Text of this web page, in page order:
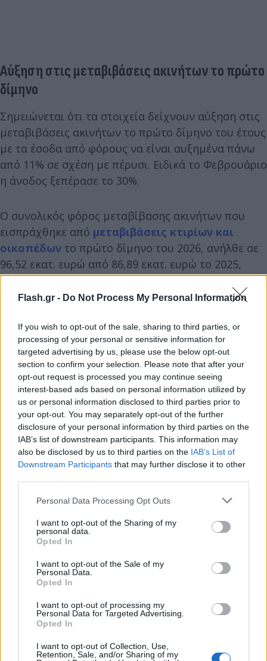
Flash.gr - Do Not Process My Personal Information
If you wish to opt-out of the sale, sharing to third parties, or
processing of your personal or sensitive information for
targeted advertising by us, please use the below opt-out
section to confirm your selection. Please note that after your
opt-out request is processed you may continue seeing
interest-based ads based on personal information utilized by
us or personal information disclosed to third parties prior to
your opt-out. You may separately opt-out of the further
disclosure of your personal information by third parties on the
IAB’s list of downstream participants. This information may
also be disclosed by us to third parties on the IAB’s List of
Downstream Participants that may further disclose it to other
Please note that this website/app uses one or more Google
not limited to your visit or usage behaviour. You may click to
grant or deny consent to Google and its third-party tags to
use your data for below specified purposes in below Google
consent section.
Personal Data Processing Opt Outs
I want to opt-out of the Sharing of my
personal data.
Opted In
I want to opt-out of the Sale of my
Personal Data.
Opted In
I want to opt-out of processing my
Personal Data for Targeted Advertising.
Opted In
I want to opt-out of Collection, Use,
Retention, Sale, and/or Sharing of my
Αύξηση στις μεταβιβάσεις ακινήτων το πρώτο
δίμηνο
Σημειώνεται ότι τα στοιχεία δείχνουν αύξηση στις
μεταβιβάσεις ακινήτων το πρώτο δίμηνο του έτους
με τα έσοδα από φόρους να είναι αυξημένα πάνω
από 11% σε σχέση με πέρυσι. Ειδικά το Φεβρουάριο
η άνοδος ξεπέρασε το 30%.
Ο συνολικός φόρος μεταβίβασης ακινήτων που
εισπράχθηκε από μεταβιβάσεις κτιρίων και
οικοπέδων το πρώτο δίμηνο του 2026, ανήλθε σε
96,52 εκατ. ευρώ από 86,89 εκατ. ευρώ το 2025,
παρουσιάζοντας αύξηση 11,1%. Ο φόρος
μεταβίβασης επί των οικοδομών που βεβαιώθηκε
ευρώ έναντι 72,87 εκατ. ευρώ το πρώτο δίμηνο του
2025 καταγράφοντας αύξηση κατά 11,5%. Το ίδιο
διάστημα, οι φόροι και τα τέλη επί δωρεών,
γονικών και λοιπών παροχών που βεβαιώθηκαν
ανήλθαν σε 38,36 εκατ. ευρώ, από 38,38 εκατ. ευρώ
το πρώτο δίμηνο του 2025.
Πάντως σε ανοδική τροχιά εκτιμάται ότι θα
παραμείνουν οι μεταβιβάσεις ακινήτων καθώς οι
φορολογούμενοι σχεδιάζουν να προχωρήσουν σε
προλάβουν τη νέα αναπροσαρμογή των
αντικειμενικών αξιών των ακινήτων που θα
ξεπεράσει ακόμη και το 40% σε ορισμένες περιοχές
εμπορικών τιμών και αντικειμενικών αξιών.